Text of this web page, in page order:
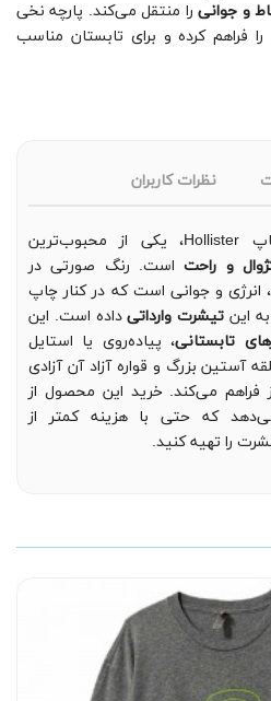
و جوانیرا منتقل می‌کند. پارچه نخی
فراهم کرده و برای تابستان مناسب
نظرات کاربران
با چاپ Hollister، یکی از محبوب‌ترین
و راحتاست. رنگ صورتی در
انرژی و جوانی است که در کنار چاپ
تیشرت وارداتیداده است. این
تابستانی، پیاده‌روی یا استایل
آستین بزرگ و قواره آزاد آن آزادی
فراهم می‌کند. خرید این محصول از
که حتی با هزینه کمتر از
را تهیه کنید.